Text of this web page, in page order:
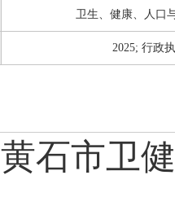
卫生、健康、人口
2025; 行政
黄石市卫